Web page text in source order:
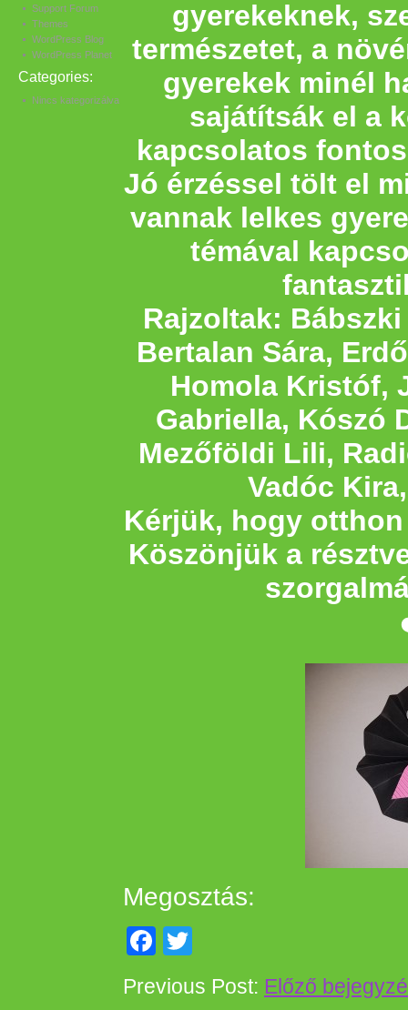
gyerekeknek,
természetet, a
gyerekek minél
sajátítsák el a
kapcsolatos
Jó érzéssel tölt el
vannak lelkes
témával
Rajzoltak:
Bertalan Sára,
Homola Kristóf,
Gabriella, Kószó
Mezőföldi Lili,
Vadóc
Kérjük, hogy
Köszönjük a
Megosztás:
Facebook
Previous Post: Előző
Support Forum
Themes
WordPress Blog
WordPress Planet
Categories:
Nincs kategorizálva